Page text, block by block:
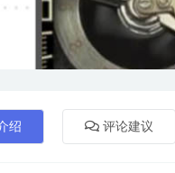
绍 评论建议